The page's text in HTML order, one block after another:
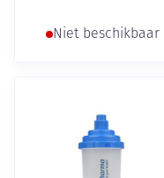
Niet beschikbaar